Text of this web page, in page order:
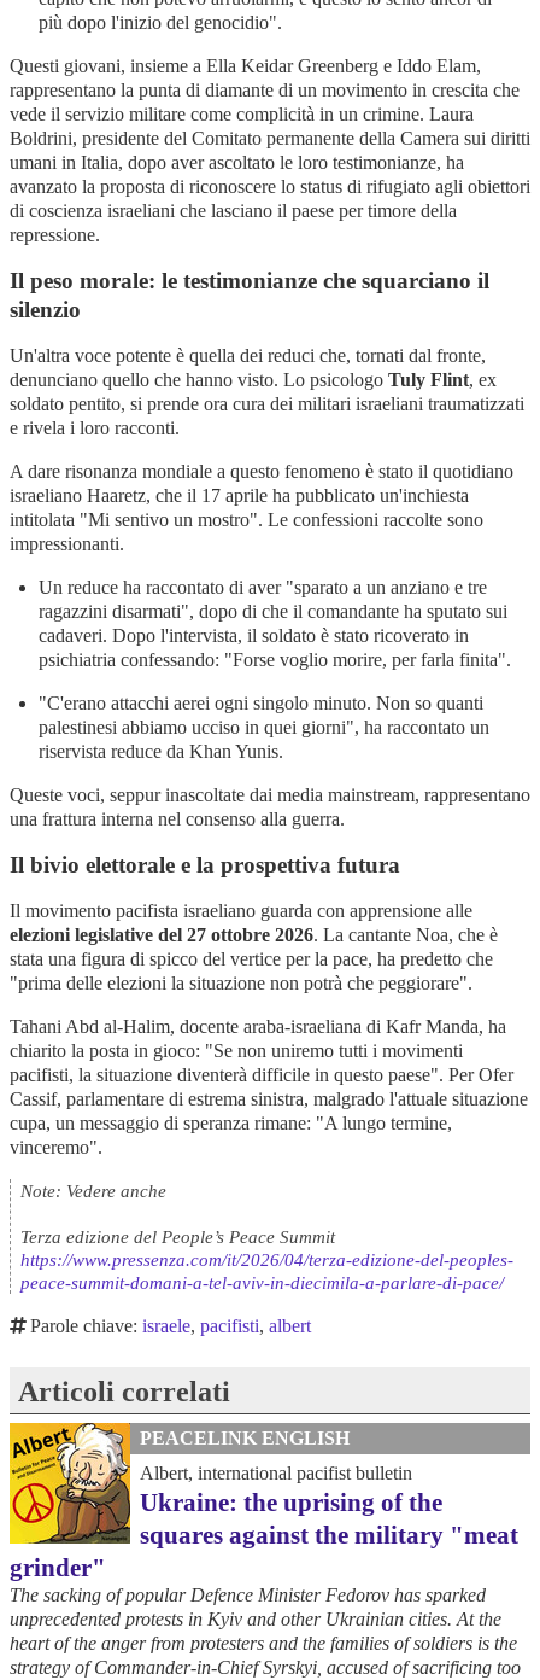
più dopo l'inizio del genocidio".
Questi giovani, insieme a Ella Keidar Greenberg e Iddo Elam,
rappresentano la punta di diamante di un movimento in crescita che
vede il servizio militare come complicità in un crimine. Laura
Boldrini, presidente del Comitato permanente della Camera sui diritti
umani in Italia, dopo aver ascoltato le loro testimonianze, ha
avanzato la proposta di riconoscere lo status di rifugiato agli obiettori
di coscienza israeliani che lasciano il paese per timore della
repressione.
Il peso morale: le testimonianze che squarciano il
silenzio
Un'altra voce potente è quella dei reduci che, tornati dal fronte,
denunciano quello che hanno visto. Lo psicologo Tuly Flint, ex
soldato pentito, si prende ora cura dei militari israeliani traumatizzati
e rivela i loro racconti.
A dare risonanza mondiale a questo fenomeno è stato il quotidiano
israeliano Haaretz, che il 17 aprile ha pubblicato un'inchiesta
intitolata "Mi sentivo un mostro". Le confessioni raccolte sono
impressionanti.
Un reduce ha raccontato di aver "sparato a un anziano e tre
ragazzini disarmati", dopo di che il comandante ha sputato sui
cadaveri. Dopo l'intervista, il soldato è stato ricoverato in
psichiatria confessando: "Forse voglio morire, per farla finita".
"C'erano attacchi aerei ogni singolo minuto. Non so quanti
palestinesi abbiamo ucciso in quei giorni", ha raccontato un
riservista reduce da Khan Yunis.
Queste voci, seppur inascoltate dai media mainstream, rappresentano
una frattura interna nel consenso alla guerra.
Il bivio elettorale e la prospettiva futura
Il movimento pacifista israeliano guarda con apprensione alle
elezioni legislative del 27 ottobre 2026. La cantante Noa, che è
stata una figura di spicco del vertice per la pace, ha predetto che
"prima delle elezioni la situazione non potrà che peggiorare".
Tahani Abd al-Halim, docente araba-israeliana di Kafr Manda, ha
chiarito la posta in gioco: "Se non uniremo tutti i movimenti
pacifisti, la situazione diventerà difficile in questo paese". Per Ofer
Cassif, parlamentare di estrema sinistra, malgrado l'attuale situazione
cupa, un messaggio di speranza rimane: "A lungo termine,
vinceremo".
Note: Vedere anche
Terza edizione del People’s Peace Summit
https://www.pressenza.com/it/2026/04/terza-edizione-del-peoples-
peace-summit-domani-a-tel-aviv-in-diecimila-a-parlare-di-pace/
Parole chiave:israele,pacifisti,albert
Articoli correlati
PEACELINK ENGLISH
Albert, international pacifist bulletin
Ukraine: the uprising of the
squares against the military "meat
grinder"
The sacking of popular Defence Minister Fedorov has sparked
unprecedented protests in Kyiv and other Ukrainian cities. At the
heart of the anger from protesters and the families of soldiers is the
strategy of Commander-in-Chief Syrskyi, accused of sacrificing too